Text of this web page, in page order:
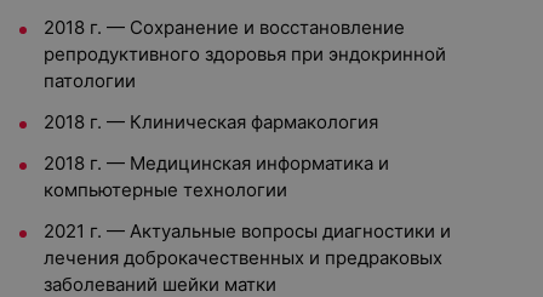
2018 г. — Сохранение и восстановление
репродуктивного здоровья при эндокринной
патологии
2018 г. — Клиническая фармакология
2018 г. — Медицинская информатика и
компьютерные технологии
2021 г. — Актуальные вопросы диагностики и
лечения доброкачественных и предраковых
заболеваний шейки матки